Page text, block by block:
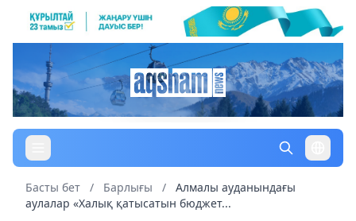
Басты бет / Барлығы /
Алмалы ауданындағы
аулалар «Халық қатысатын бюджет...